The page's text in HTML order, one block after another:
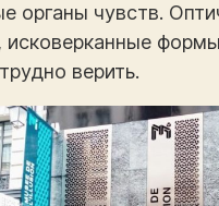
органы чувств.
исковерканные
верить.